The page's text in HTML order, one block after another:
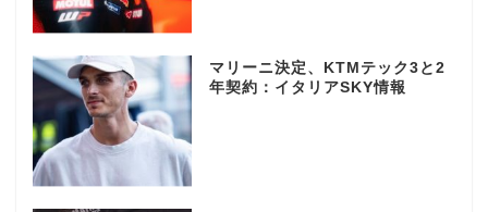
マリーニ決定、KTMテック3と2
年契約：イタリアSKY情報